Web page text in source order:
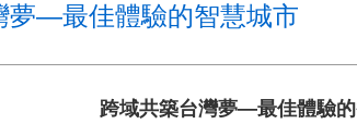
夢—最佳體驗的智慧城市
跨域共築台灣夢—最佳體驗